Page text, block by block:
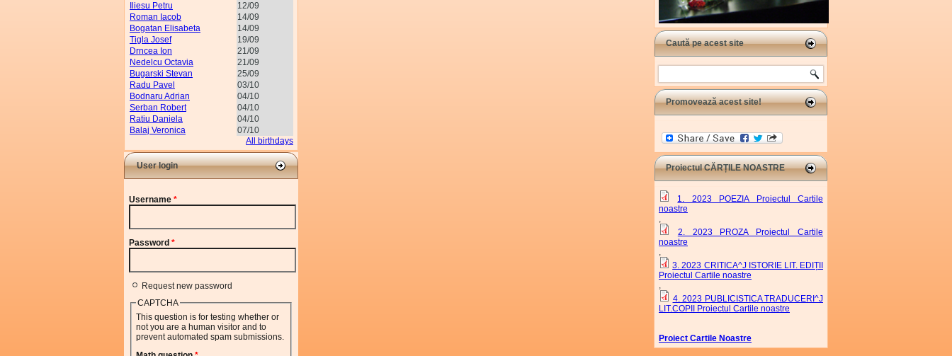
Iliesu Petru
12/09
Roman Iacob
14/09
Bogatan Elisabeta
14/09
Tigla Josef
19/09
Drncea Ion
21/09
Nedelcu Octavia
21/09
Bugarski Stevan
25/09
Radu Pavel
03/10
Bodnaru Adrian
04/10
Serban Robert
04/10
Ratiu Daniela
04/10
Balaj Veronica
07/10
All birthdays
User login
Username *
Password *
Request new password
CAPTCHA
This question is for testing whether or
not you are a human visitor and to
prevent automated spam submissions.
Caută pe acest site
Search
Promovează acest site!
Proiectul CĂRȚILE NOASTRE
1. 2023 POEZIA Proiectul Cartile
noastre
,
2. 2023 PROZA Proiectul Cartile
noastre
,
3. 2023 CRITICA^J ISTORIE LIT. EDIȚII
Proiectul Cartile noastre
,
4. 2023 PUBLICISTICA TRADUCERI^J
LIT.COPII Proiectul Cartile noastre
Proiect Cartile Noastre